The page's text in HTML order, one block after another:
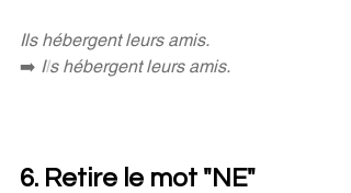
Ils hébergent leurs amis.
➡️ Ils hébergent leurs amis.
6. Retire le mot "NE"